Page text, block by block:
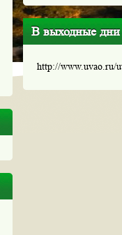
В выходные
http://www.uvao.ru/